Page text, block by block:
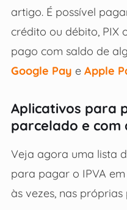
artigo. É possível
crédito ou débito, PIX
pago com saldo de
Google Pay e Apple
Aplicativos para
parcelado e com
Veja agora uma lista
para pagar o IPVA
às vezes, nas próprias